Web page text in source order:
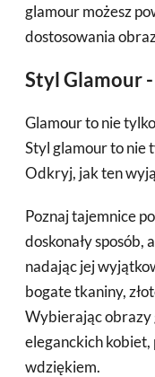
glamour możesz
dostosowania
Styl Glamour -
Glamour to nie
Styl glamour to nie
Odkryj, jak ten
Poznaj tajemnice
doskonały
nadając jej
bogate tkaniny,
Wybierając obrazy
eleganckich
wdziękiem.